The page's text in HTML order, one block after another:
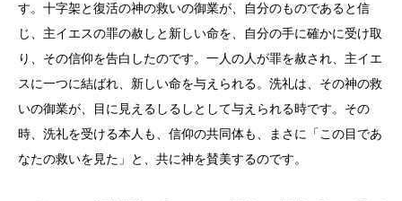
す。十字架と復活の神の救いの御業が、自分のものであると信
じ、主イエスの罪の赦しと新しい命を、自分の手に確かに受け取
り、その信仰を告白したのです。一人の人が罪を赦され、主イエ
スに一つに結ばれ、新しい命を与えられる。洗礼は、その神の救
いの御業が、目に見えるしるしとして与えられる時です。その
時、洗礼を受ける本人も、信仰の共同体も、まさに「この目であ
なたの救いを見た」と、共に神を賛美するのです。